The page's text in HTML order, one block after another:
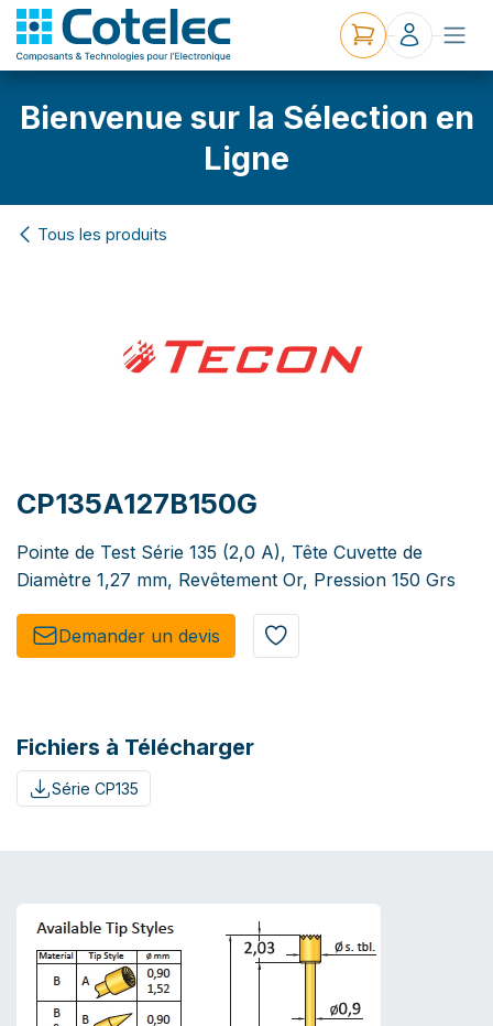
Bienvenue sur la Sélection en
Ligne
Tous les produits
CP135A127B150G
Pointe de Test Série 135 (2,0 A), Tête Cuvette de
Diamètre 1,27 mm, Revêtement Or, Pression 150 Grs
Demander un de​​vis​​
Fichiers à Télécharger
Série CP135